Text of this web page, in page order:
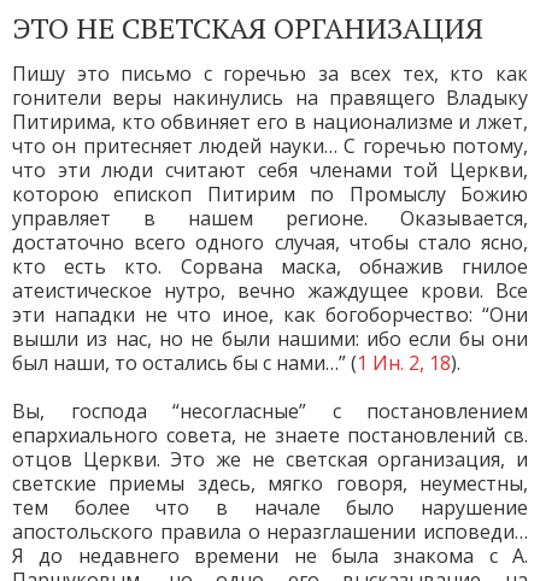
ЭТО НЕ СВЕТСКАЯ ОРГАНИЗАЦИЯ
Пишу это письмо с горечью за всех тех, кто как
гонители веры накинулись на правящего Владыку
Питирима, кто обвиняет его в национализме и лжет,
что он притесняет людей науки… С горечью потому,
что эти люди считают себя членами той Церкви,
которою епископ Питирим по Промыслу Божию
управляет в нашем регионе. Оказывается,
достаточно всего одного случая, чтобы стало ясно,
кто есть кто. Сорвана маска, обнажив гнилое
атеистическое нутро, вечно жаждущее крови. Все
эти нападки не что иное, как богоборчество: “Они
вышли из нас, но не были нашими: ибо если бы они
был наши, то остались бы с нами…” (1 Ин. 2, 18).
Вы, господа “несогласные” с постановлением
епархиального совета, не знаете постановлений св.
отцов Церкви. Это же не светская организация, и
светские приемы здесь, мягко говоря, неуместны,
тем более что в начале было нарушение
апостольского правила о неразглашении исповеди…
Я до недавнего времени не была знакома с А.